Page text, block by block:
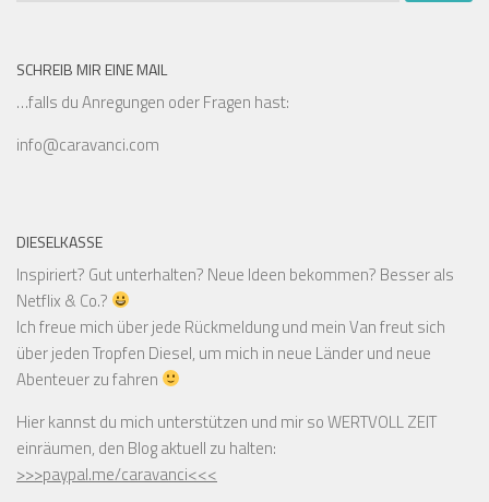
SCHREIB MIR EINE MAIL
…falls du Anregungen oder Fragen hast:
info@caravanci.com
DIESELKASSE
Inspiriert? Gut unterhalten? Neue Ideen bekommen? Besser als
Netflix & Co.?
Ich freue mich über jede Rückmeldung und mein Van freut sich
über jeden Tropfen Diesel, um mich in neue Länder und neue
Abenteuer zu fahren
Hier kannst du mich unterstützen und mir so WERTVOLL ZEIT
einräumen, den Blog aktuell zu halten:
>>>paypal.me/caravanci<<<